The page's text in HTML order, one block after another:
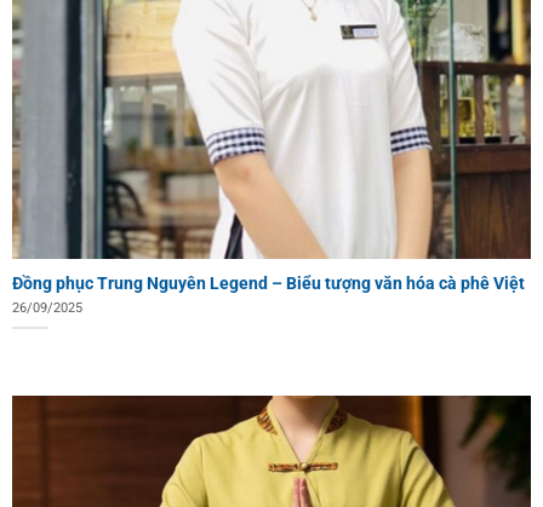
Đồng phục Trung Nguyên Legend – Biểu tượng văn hóa cà phê Việt
26/09/2025